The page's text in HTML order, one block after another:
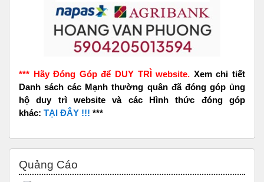
*** Hãy Đóng Góp để DUY TRÌ website. Xem chi tiết
Danh sách các Mạnh thường quân đã đóng góp ủng
hộ duy trì website và các Hình thức đóng góp
khác: TẠI ĐÂY !!! ***
Quảng Cáo